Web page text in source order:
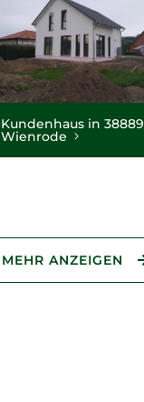
Kundenhaus in 38889
Wienrode
MEHR ANZEIGEN